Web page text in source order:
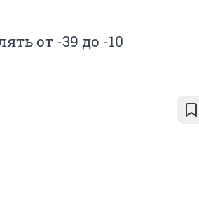
от -39 до -10